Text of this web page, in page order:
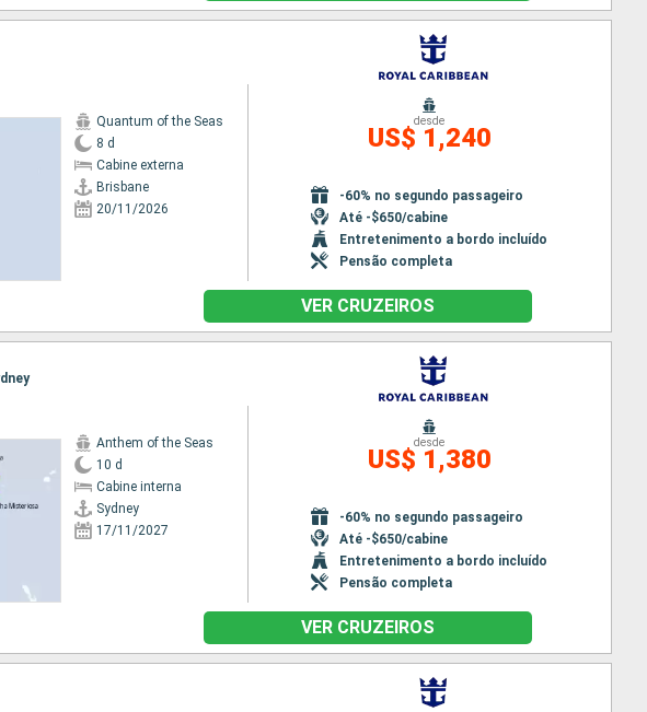
Quantum of the Seas
8 d
Cabine externa
Brisbane
20/11/2026
desde
US$ 1,240
-60% no segundo passageiro
Até -$650/cabine
Entretenimento a bordo incluído
Pensão completa
VER CRUZEIROS
Anthem of the Seas
10 d
Cabine interna
Sydney
17/11/2027
desde
US$ 1,380
-60% no segundo passageiro
Até -$650/cabine
Entretenimento a bordo incluído
Pensão completa
VER CRUZEIROS